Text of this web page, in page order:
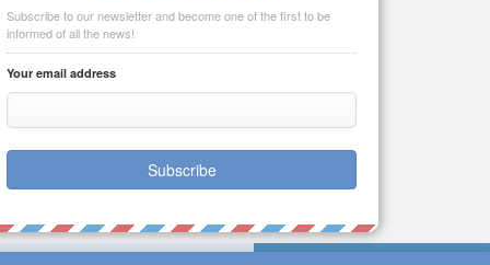
Subscribe to our newsletter and become one of the first to be
informed of all the news!
Your email address
Subscribe